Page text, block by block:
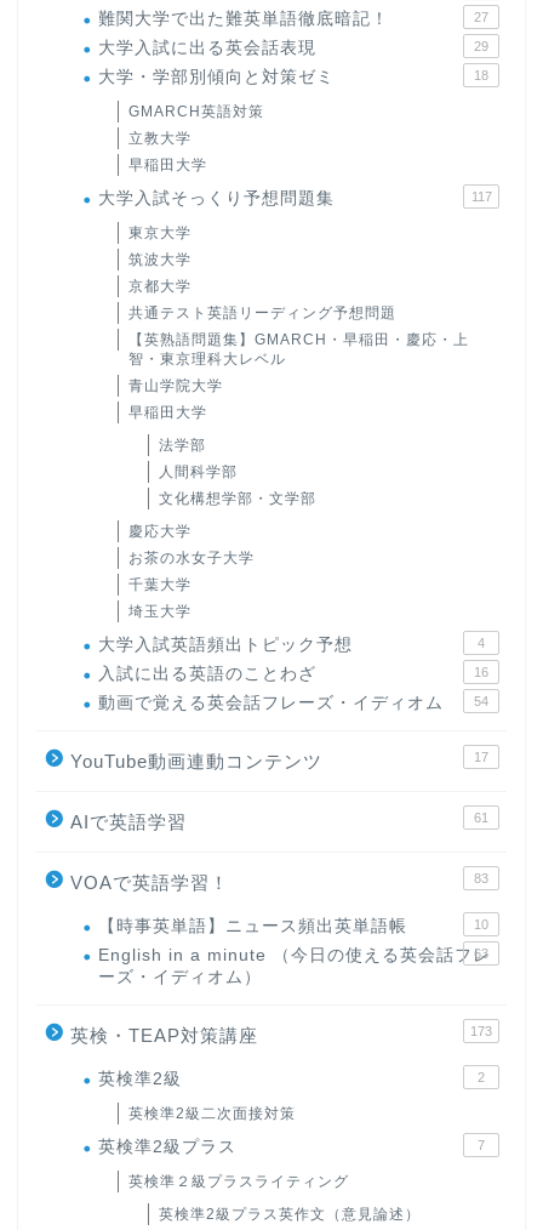
難関大学で出た難英単語徹底暗記！ 27
大学入試に出る英会話表現 29
大学・学部別傾向と対策ゼミ 18
GMARCH英語対策
立教大学
早稲田大学
大学入試そっくり予想問題集 117
東京大学
筑波大学
京都大学
共通テスト英語リーディング予想問題
【英熟語問題集】GMARCH・早稲田・慶応・上
智・東京理科大レベル
青山学院大学
早稲田大学
法学部
人間科学部
文化構想学部・文学部
慶応大学
お茶の水女子大学
千葉大学
埼玉大学
大学入試英語頻出トピック予想 4
入試に出る英語のことわざ 16
動画で覚える英会話フレーズ・イディオム 54
YouTube動画連動コンテンツ 17
AIで英語学習 61
VOAで英語学習！ 83
【時事英単語】ニュース頻出英単語帳 10
English in a minute （今日の使える英会話フレ
ーズ・イディオム）
63
英検・TEAP対策講座 173
英検準2級 2
英検準2級二次面接対策
英検準2級プラス 7
英検準２級プラスライティング
英検準2級プラス英作文（意見論述）